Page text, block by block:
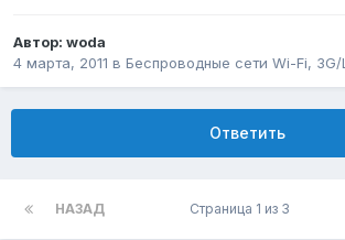
Автор: woda
4 марта, 2011 в Беспроводные сети Wi-Fi, 3G/
Ответить
НАЗАД Страница 1 из 3